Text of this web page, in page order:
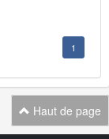
1
Haut de page